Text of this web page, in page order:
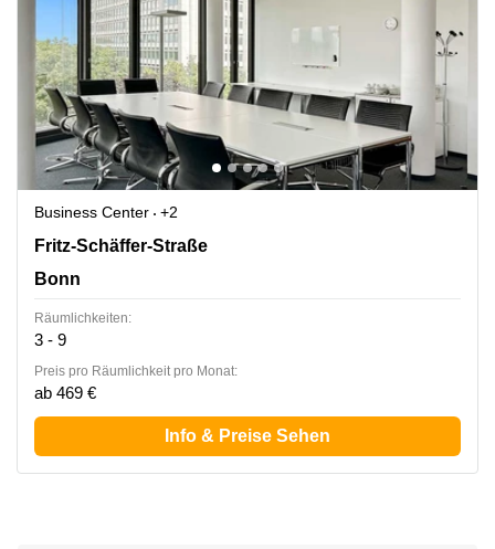
Business Center
+2
Fritz-Schäffer-Straße 1, Bonn
Fritz-Schäffer-Straße
Bonn
Räumlichkeiten:
3 - 9
Preis pro Räumlichkeit pro Monat:
ab 469 €
Info & Preise Sehen